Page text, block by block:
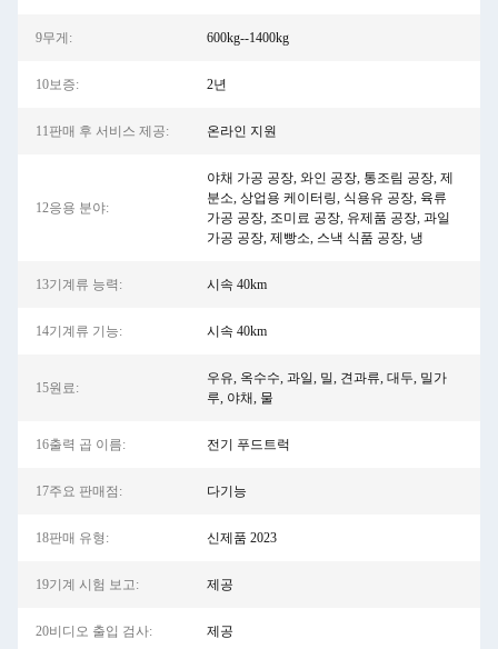
9무게: 600kg--1400kg
10보증: 2년
11판매 후 서비스 제공: 온라인 지원
12응용 분야:
야채 가공 공장, 와인 공장, 통조림 공장, 제
분소, 상업용 케이터링, 식용유 공장, 육류
가공 공장, 조미료 공장, 유제품 공장, 과일
가공 공장, 제빵소, 스낵 식품 공장, 냉
13기계류 능력: 시속 40km
14기계류 기능: 시속 40km
15원료:
우유, 옥수수, 과일, 밀, 견과류, 대두, 밀가
루, 야채, 물
16출력 곱 이름: 전기 푸드트럭
17주요 판매점: 다기능
18판매 유형: 신제품 2023
19기계 시험 보고: 제공
20비디오 출입 검사: 제공